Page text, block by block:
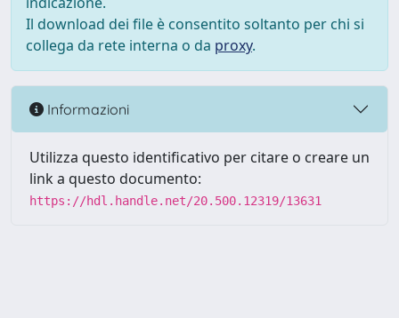
Il download dei file è consentito soltanto per chi si
collega da rete interna o da proxy.
Informazioni
Utilizza questo identificativo per citare o creare un
link a questo documento:
https://hdl.handle.net/20.500.12319/13631